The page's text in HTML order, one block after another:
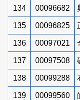
134 00096682
135 00096825
136 00097021
137 00097508
138 00099288
139 00099560